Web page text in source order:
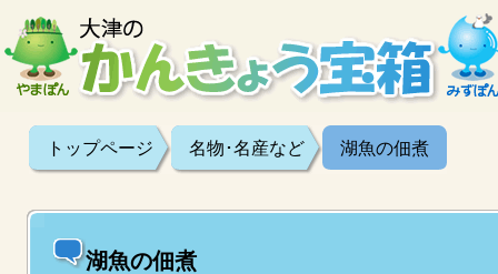
トップページ 名物･名産など 湖魚の佃煮
湖魚の佃煮